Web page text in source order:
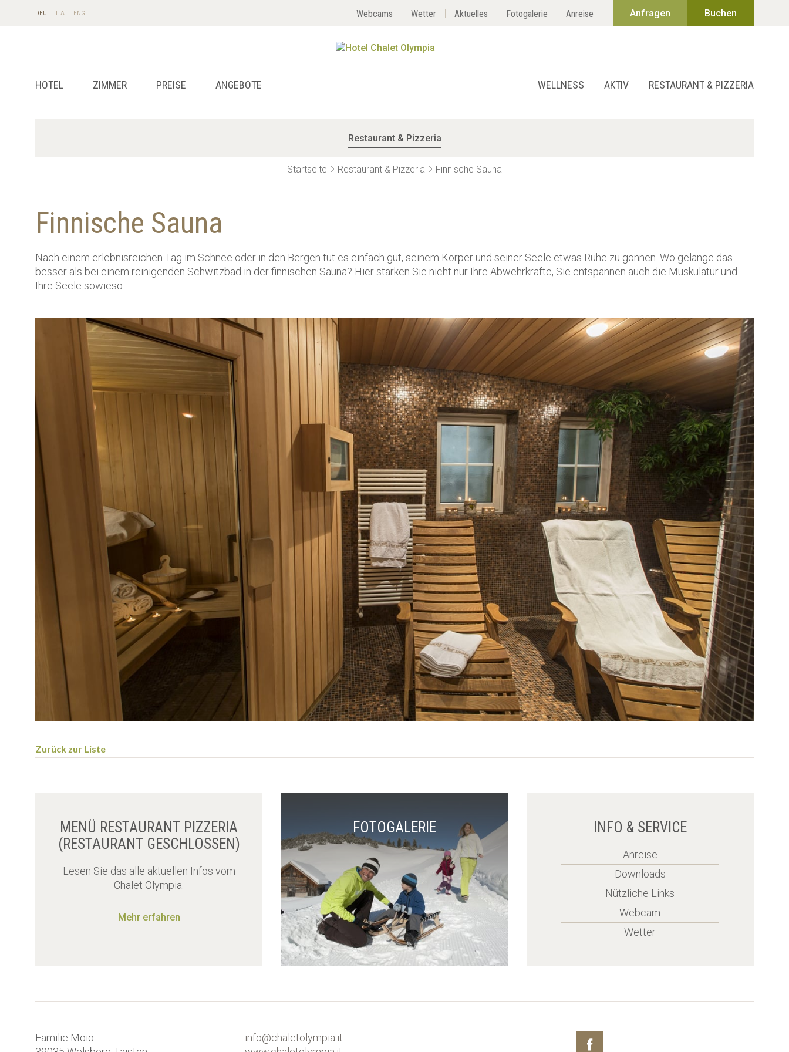
DEU ITA ENG Buchen
Anfragen
Webcams Wetter Aktuelles Fotogalerie Anreise
HOTEL ZIMMER PREISE ANGEBOTE WELLNESS AKTIV RESTAURANT & PIZZERIA
Restaurant & Pizzeria
Startseite Restaurant & Pizzeria Finnische Sauna
Finnische Sauna
Nach einem erlebnisreichen Tag im Schnee oder in den Bergen tut es einfach gut, seinem Körper und seiner Seele etwas Ruhe zu gönnen. Wo gelänge das
besser als bei einem reinigenden Schwitzbad in der finnischen Sauna? Hier stärken Sie nicht nur Ihre Abwehrkräfte, Sie entspannen auch die Muskulatur und
Ihre Seele sowieso.
Zurück zur Liste
MENÜ RESTAURANT PIZZERIA
(RESTAURANT GESCHLOSSEN)
Lesen Sie das alle aktuellen Infos vom
Chalet Olympia.
Mehr erfahren
FOTOGALERIE INFO & SERVICE
Anreise
Downloads
Nützliche Links
Webcam
Wetter
Familie Moio
info@chaletolympia.it